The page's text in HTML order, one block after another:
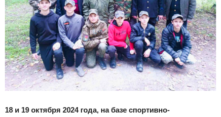
18 и 19 октября 2024 года, на базе спортивно-